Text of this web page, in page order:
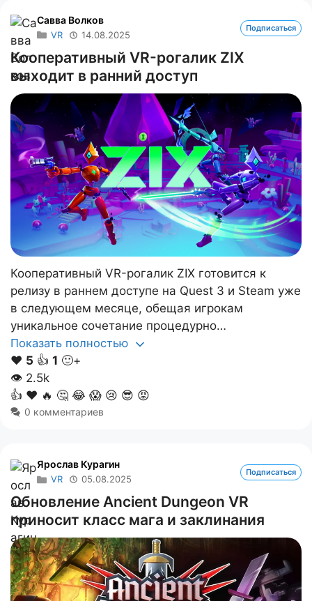
Савва Волков
VR 14.08.2025
Подписаться
Кооперативный VR-рогалик ZIX
выходит в ранний доступ
Кооперативный VR-рогалик ZIX готовится к
релизу в раннем доступе на Quest 3 и Steam уже
в следующем месяце, обещая игрокам
уникальное сочетание процедурно…
Показать полностью
❤️ 5 👍 1 🙂+
👁 2.5k
👍 ❤️ 🔥 🤔 😂 😱 😢 😎 😡
0 комментариев
Ярослав Курагин
VR 05.08.2025
Подписаться
Обновление Ancient Dungeon VR
приносит класс мага и заклинания